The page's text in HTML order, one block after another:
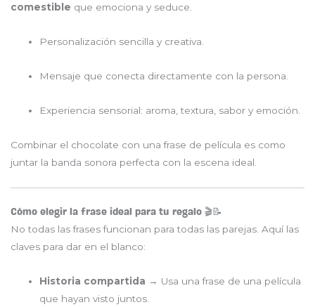
comestible que emociona y seduce.
Personalización sencilla y creativa.
Mensaje que conecta directamente con la persona.
Experiencia sensorial: aroma, textura, sabor y emoción.
Combinar el chocolate con una frase de película es como
juntar la banda sonora perfecta con la escena ideal.
Cómo elegir la frase ideal para tu regalo 🎬📝
No todas las frases funcionan para todas las parejas. Aquí las
claves para dar en el blanco:
Historia compartida → Usa una frase de una película
que hayan visto juntos.